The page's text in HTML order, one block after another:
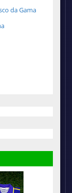
da Gama